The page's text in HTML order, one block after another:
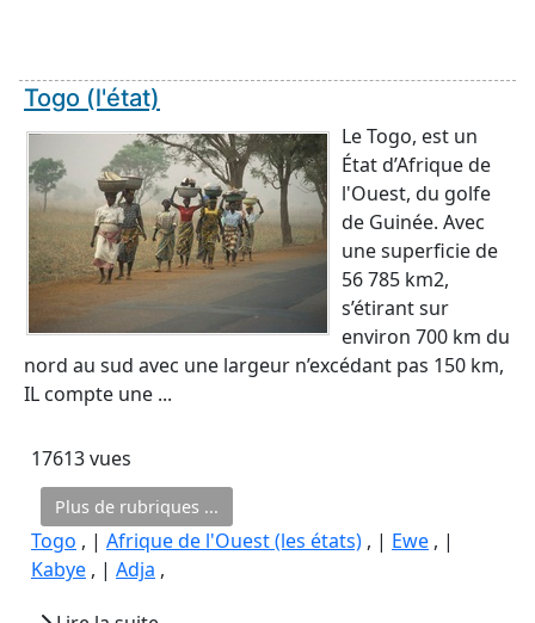
Togo (l'état)
Le Togo, est un
État d’Afrique de
l'Ouest, du golfe
de Guinée. Avec
une superficie de
56 785 km2,
s’étirant sur
environ 700 km du
nord au sud avec une largeur n’excédant pas 150 km,
IL compte une ...
17613 vues
Plus de rubriques ...
Togo , | Afrique de l'Ouest (les états) , | Ewe , |
Kabye , | Adja ,